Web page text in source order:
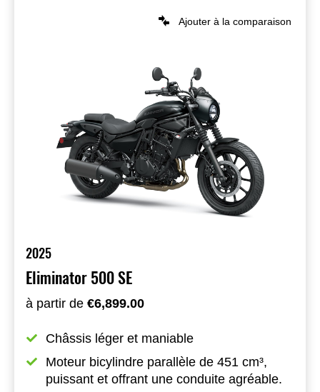
Ajouter à la comparaison
2025
Eliminator 500 SE
à partir de €6,899.00
Châssis léger et maniable
Moteur bicylindre parallèle de 451 cm³,
puissant et offrant une conduite agréable.